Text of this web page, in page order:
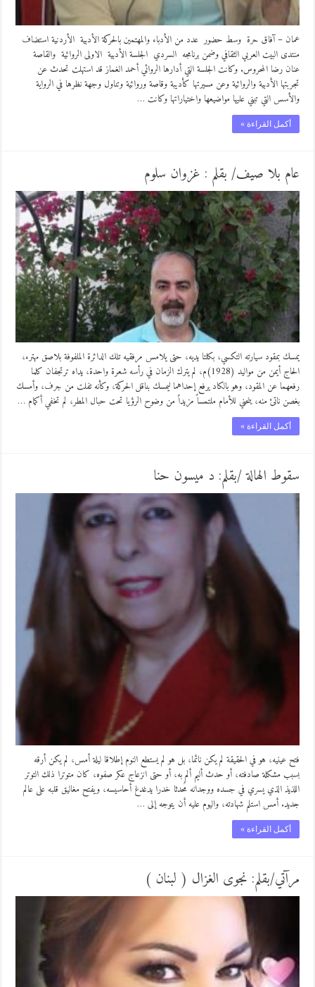
عمان – آفاق حرة وسط حضور عدد من الأدباء والمهتمين بالحركة الأدبية الأردنية استضاف
منتدى البيت العربي الثقافي وضمن برنامجه السردي الجلسة الأدبية الاولى الروائية والقاصة
عنان رضا المحروس. وكانت الجلسة التي أدارها الروائي أحمد الغماز قد استهلت تحدث عن
تجربتها الأدبية والروائية وعن مسيرتها كأديبة وقاصة وروائية وتناول وجهة نظرها في الرواية
والأسس التي تبني عليها مواضيعها واختياراتها وكانت …
أكمل القراءة »
عام بلا صيف/ بقلم : غزوان سلوم
يمسك بمقود سيارته التكسي، بكلتا يديه، حتى يلامس مرفقيه تلك الدائرة الملفوفة بلاصق مهترء،
الحاج أيمن من مواليد (1928)م، لم يترك الزمان في رأسه شعرة واحدة، يداه ترتجفان كلما
رفعهما عن المقود، وهو بالكاد يرفع إحداهما ليمسك بناقل الحركة، وكأنه تفلت من جرف، وأمسك
بغصن ناتئ منه، ينحني للأمام ملتمساً مزيداً من وضوح الرؤيا تحت حبال المطر، لم تخفي أكمام …
أكمل القراءة »
سقوط الهالة /بقلم: د ميسون حنا
فتح عينيه، هو في الحقيقة لم يكن نائما، بل هو لم يستطع النوم إطلاقا ليلة أمس، لم يكن أرقه
بسبب مشكلة صادفته، أو حدث أليم ألم به، أو حتى انزعاج عكر صفوه، كان متوترا ذلك التوتر
اللذيذ الذي يسري في جسده ووجدانه مُحدثا خدرا يدغدغ أحاسيسه، ويفتح مغاليق قلبه على عالم
جديد. أمس استلم شهادته، واليوم عليه أن يتوجه إلى …
أكمل القراءة »
مرآتي/بقلم: نجوى الغزال ( لبنان )